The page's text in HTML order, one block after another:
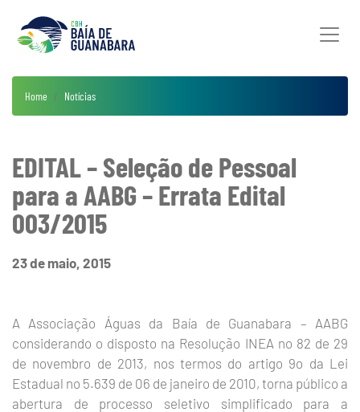
Home Notícias
EDITAL – Seleção de Pessoal
para a AABG – Errata Edital
003/2015
23 de maio, 2015
A Associação Águas da Baía de Guanabara – AABG
considerando o disposto na Resolução INEA no 82 de 29
de novembro de 2013, nos termos do artigo 9o da Lei
Estadual no 5.639 de 06 de janeiro de 2010, torna público a
abertura de processo seletivo simplificado para a